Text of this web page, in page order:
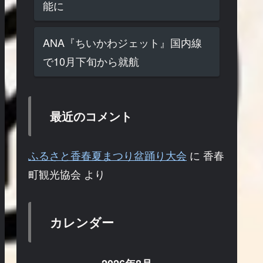
能に
ANA『ちいかわジェット』国内線
で10月下旬から就航
最近のコメント
ふるさと香春夏まつり盆踊り大会 に 香春
町観光協会 より
カレンダー